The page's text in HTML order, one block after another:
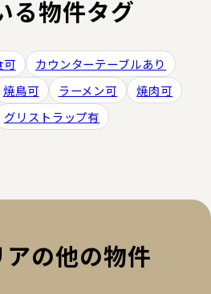
る物件タグ
可
カウンターテーブルあり
焼鳥可 ラーメン可
焼肉可
グリストラップ有
の他の物件